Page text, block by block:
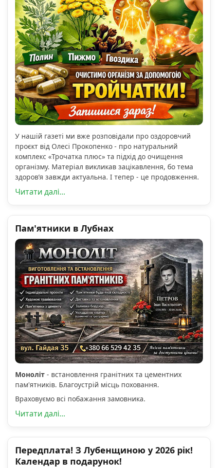
У нашій газеті ми вже розповідали про оздоровчий
проєкт від Олесі Прокопенко - про натуральний
комплекс «Трочатка плюс» та підхід до очищення
організму. Матеріал викликав зацікавлення, бо тема
здоров’я завжди актуальна. І тепер - це продовження.
Читати далі...
Пам'ятники в Лубнах
Моноліт - встановлення гранітних та цементних
пам'ятників. Благоустрій місць поховання.
Враховуємо всі побажання замовника.
Читати далі...
Передплата! З Лубенщиною у 2026 рік!
Календар в подарунок!